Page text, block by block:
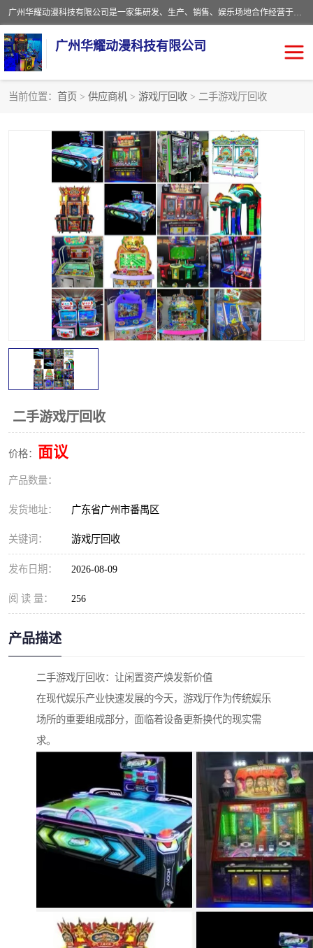
广州华耀动漫科技有限公司是一家集研发、生产、销售、娱乐场地合作经营于一体的动漫游戏公司。本公司拥有一支年轻化集研发生产到售后服务的队伍，及时地为客户提供、赚钱的产品。本公司以雄厚的实力、合理的价格、优良的服务与多家企业建立了长期的合作关系。热诚欢迎各界前来参观、考察、洽谈业务。目前公司经营的产品有：各种捕渔游戏机系列，大型模拟机系列、轮盘机系列、连线机系列、框体机系列、玛莉机系列等。
广州华耀动漫科技有限公司
当前位置： 首页 > 供应商机 > 游戏厅回收 > 二手游戏厅回收
二手游戏厅回收
价格： 面议
产品数量：
发货地址： 广东省广州市番禺区
关键词： 游戏厅回收
发布日期： 2026-08-09
阅 读 量： 256
产品描述
二手游戏厅回收：让闲置资产焕发新价值
在现代娱乐产业快速发展的今天，游戏厅作为传统娱乐
场所的重要组成部分，面临着设备更新换代的现实需
求。
赛车回收 电玩城回收
模拟机回收 儿童机回收
游戏厅回收 *机回收